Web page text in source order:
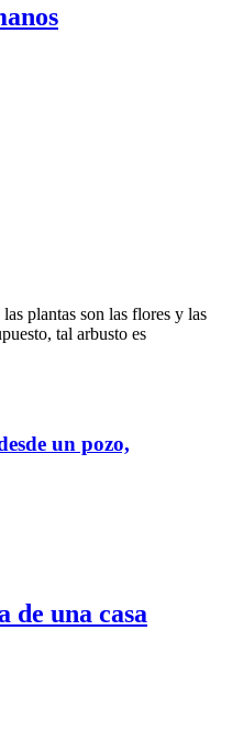
plantas son las flores y las
tal arbusto es
un pozo,
de una casa